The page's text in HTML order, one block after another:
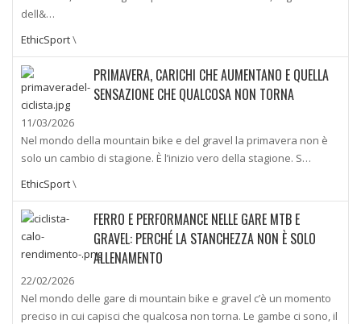
dell&…
EthicSport\
PRIMAVERA, CARICHI CHE AUMENTANO E QUELLA
SENSAZIONE CHE QUALCOSA NON TORNA
11/03/2026
Nel mondo della mountain bike e del gravel la primavera non è
solo un cambio di stagione. È l’inizio vero della stagione. S…
EthicSport\
FERRO E PERFORMANCE NELLE GARE MTB E
GRAVEL: PERCHÉ LA STANCHEZZA NON È SOLO
ALLENAMENTO
22/02/2026
Nel mondo delle gare di mountain bike e gravel c’è un momento
preciso in cui capisci che qualcosa non torna. Le gambe ci sono, il